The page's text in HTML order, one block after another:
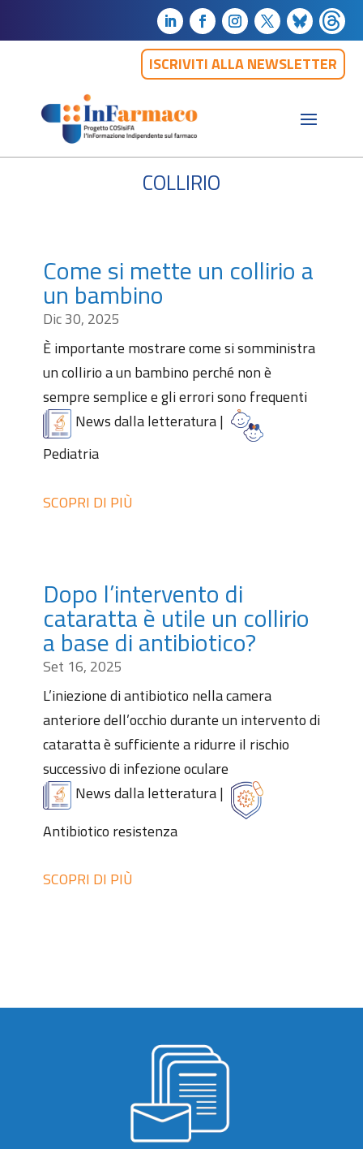
ISCRIVITI ALLA NEWSLETTER
collirio
Come si mette un collirio a
un bambino
Dic 30, 2025
È importante mostrare come si somministra
un collirio a un bambino perché non è
sempre semplice e gli errori sono frequenti
News dalla letteratura|
Pediatria
SCOPRI DI PIÙ
Dopo l’intervento di
cataratta è utile un collirio
a base di antibiotico?
Set 16, 2025
L’iniezione di antibiotico nella camera
anteriore dell’occhio durante un intervento di
cataratta è sufficiente a ridurre il rischio
successivo di infezione oculare
News dalla letteratura|
Antibiotico resistenza
SCOPRI DI PIÙ